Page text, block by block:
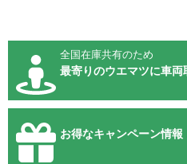
全国在庫共有のため
最寄りのウエマツに車両
お得なキャンペーン情報